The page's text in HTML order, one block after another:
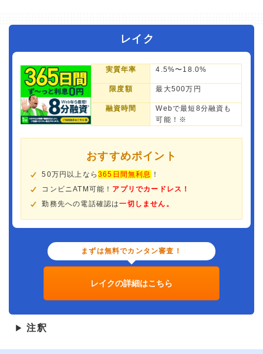
レイク
実質年率 4.5%〜18.0%
限度額 最大500万円
融資時間
Webで最短8分融資も
可能！※
おすすめポイント
50万円以上なら365日間無利息 ！
コンビニATM可能！ アプリでカードレス！
勤務先への電話確認は一切しません。
まずは無料でカンタン審査！
レイクの詳細はこちら
▶ 注釈